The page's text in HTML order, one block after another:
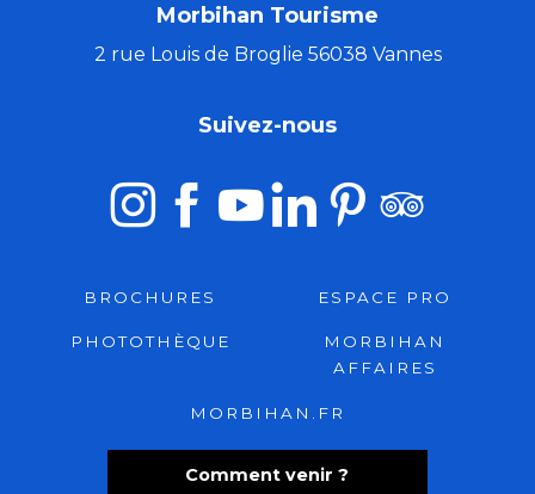
Morbihan Tourisme
2 rue Louis de Broglie 56038 Vannes
Comment venir ?
Suivez-nous
BROCHURES ESPACE PRO
PHOTOTHÈQUE
MORBIHAN
AFFAIRES
MORBIHAN.FR